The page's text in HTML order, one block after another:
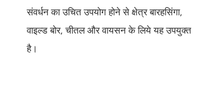
संवर्धन का उचित उपयोग होने से क्षेत्र बारहसिंगा,
वाइल्ड बोर,चीतल और वायसन के लिये यह उपयुक्त
है।